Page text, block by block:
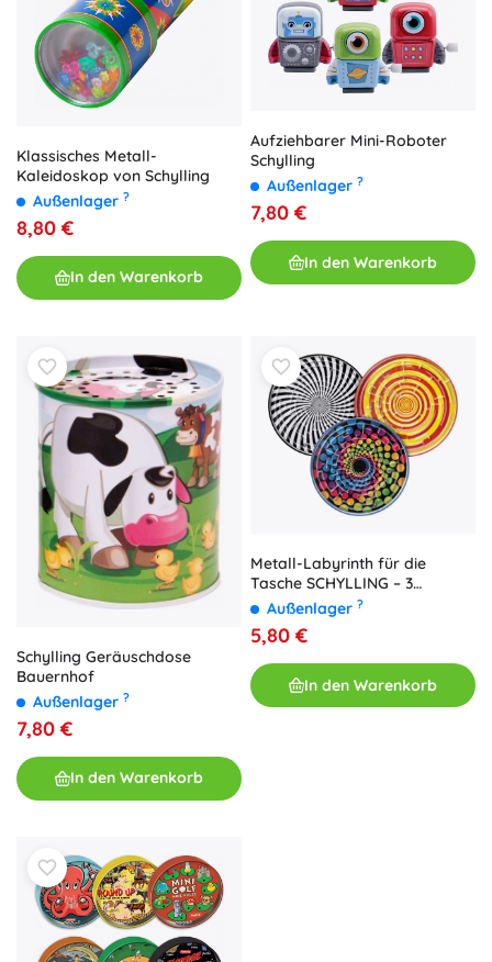
Klassisches Metall-
Kaleidoskop von Schylling
Außenlager ?
8,80 €
In den Warenkorb
Aufziehbarer Mini-Roboter
Schylling
Außenlager ?
7,80 €
In den Warenkorb
Schylling Geräuschdose
Bauernhof
Außenlager ?
7,80 €
In den Warenkorb
Metall-Labyrinth für die
Tasche SCHYLLING – 3
Farbvarianten
Außenlager ?
5,80 €
In den Warenkorb